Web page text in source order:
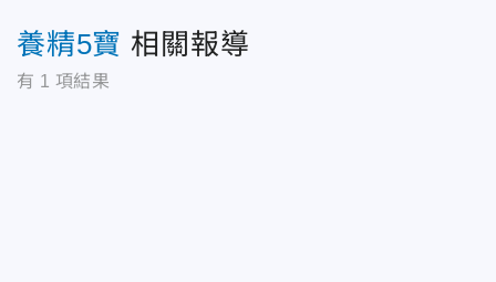
養精5寶 相關報導
有 1 項結果